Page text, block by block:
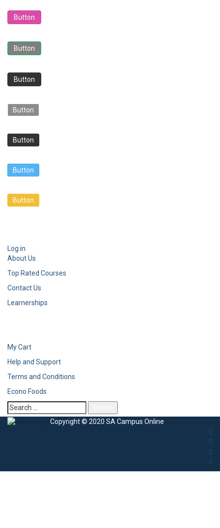
Button
Button
Button
Button
Button
Button
Button
Log in
About Us
Top Rated Courses
Contact Us
Learnerships
My Cart
Help and Support
Terms and Conditions
Econo Foods
Copyright © 2020 SA Campus Online